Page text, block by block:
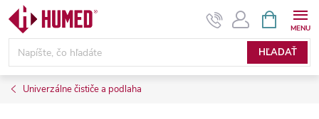
Prejsť
obsah
HĽADAŤ
KOŠÍK
Univerzálne čističe a podlaha